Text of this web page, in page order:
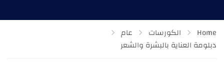
Home الكورسات
عام
دبلومة العناية بالبشرة والشعر